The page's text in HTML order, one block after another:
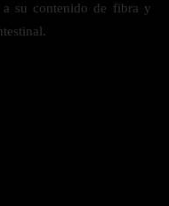
su contenido de fibra y